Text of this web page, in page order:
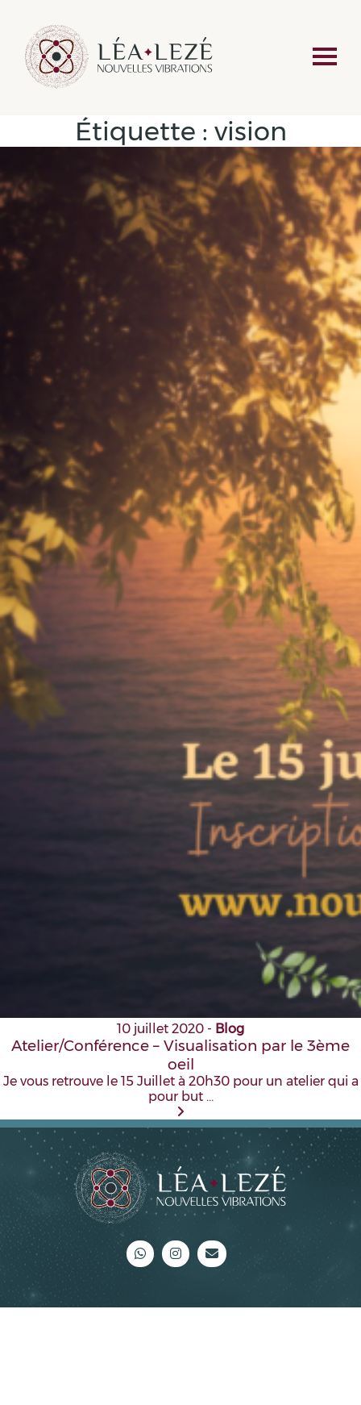
Étiquette : vision
10 juillet 2020 - Blog
Atelier/Conférence – Visualisation par le 3ème
oeil
Je vous retrouve le 15 Juillet à 20h30 pour un atelier qui a
pour but …